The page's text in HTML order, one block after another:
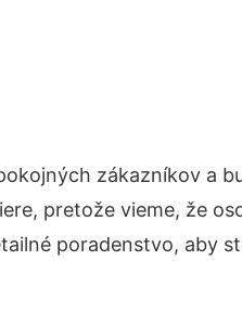
zákazníkov a
pretože vieme, že
poradenstvo, aby